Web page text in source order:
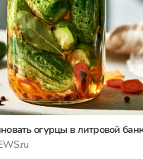
огурцы в литровой